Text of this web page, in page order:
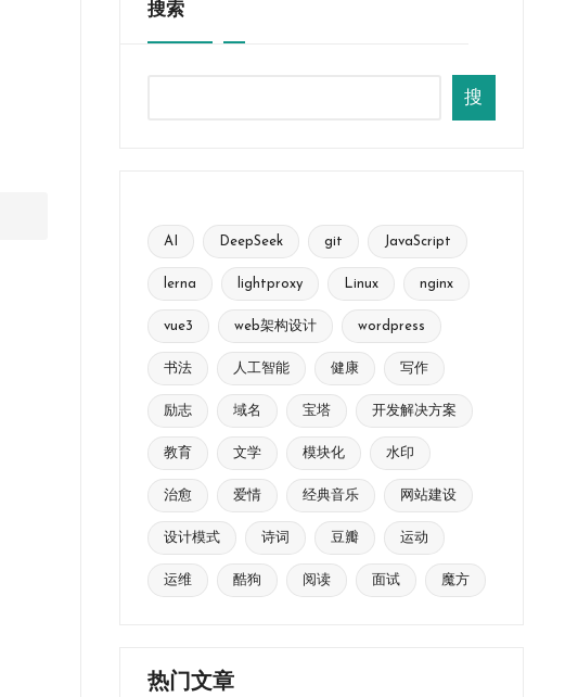
搜索
搜
AI DeepSeek git JavaScript
lerna lightproxy Linux nginx
vue3 web架构设计 wordpress
书法 人工智能 健康 写作
励志 域名 宝塔 开发解决方案
教育 文学 模块化 水印
治愈 爱情 经典音乐 网站建设
设计模式 诗词 豆瓣 运动
运维 酷狗 阅读 面试 魔方
热门文章